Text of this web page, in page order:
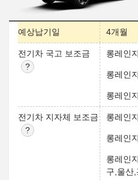
예상납기일 4개월
전기차 국고 보조금 롱레인
롱레인
롱레인
전기차 지자체 보조금 롱레인
롱레인
롱레인
구,울산,